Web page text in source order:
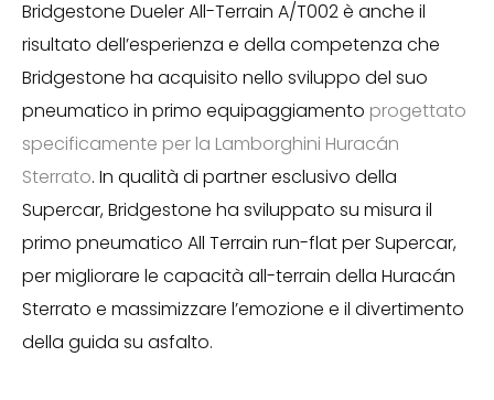
Bridgestone Dueler All-Terrain A/T002 è anche il
risultato dell’esperienza e della competenza che
Bridgestone ha acquisito nello sviluppo del suo
pneumatico in primo equipaggiamento progettato
specificamente per la Lamborghini Huracán
Sterrato. In qualità di partner esclusivo della
Supercar, Bridgestone ha sviluppato su misura il
primo pneumatico All Terrain run-flat per Supercar,
per migliorare le capacità all-terrain della Huracán
Sterrato e massimizzare l’emozione e il divertimento
della guida su asfalto.